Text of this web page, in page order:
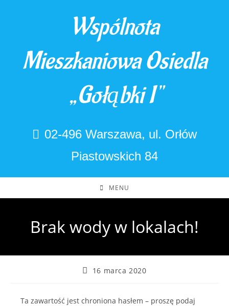
Wspólnota
Mieszkaniowa Osiedla
„Gołąbki I"
02-496 Warszawa, ul. Orłów
Piastowskich 84
MENU
Brak wody w lokalach!
Post16 marca 2020
Ta zawartość jest chroniona hasłem – proszę podaj